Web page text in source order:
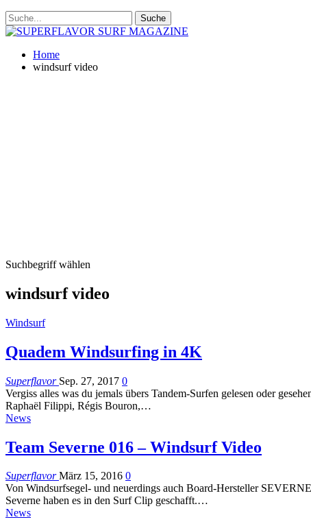
Home
windsurf video
Suchbegriff wählen
windsurf video
Windsurf
Quadem Windsurfing in 4K
Superflavor Sep. 27, 2017 0
Vergiss alles was du jemals übers Tandem-Surfen gelesen oder
Raphaël Filippi, Régis Bouron,…
News
Team Severne 016 – Windsurf Video
SuperflavorMärz 15, 2016 0
Von Windsurfsegel- und neuerdings auch Board-Hersteller
Severne haben es in den Surf Clip geschafft.…
News